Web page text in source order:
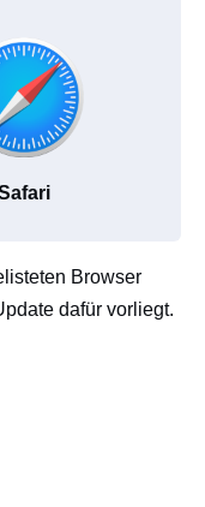
Browser
dafür vorliegt.